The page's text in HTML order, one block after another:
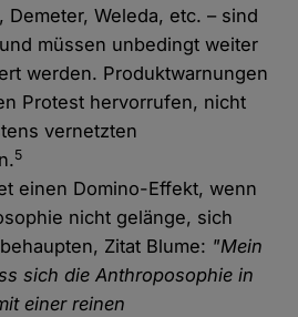
Demeter, Weleda, etc. – sind
müssen unbedingt weiter
werden. Produktwarnungen
Protest hervorrufen, nicht
vernetzten
5
einen Domino-Effekt, wenn
nicht gelänge, sich
Zitat Blume: "Mein
sich die Anthroposophie in
einer reinen